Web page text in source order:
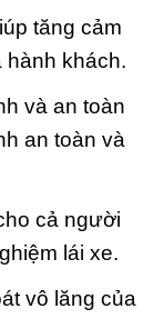
tăng cảm
hành khách.
và an toàn
an toàn và
cả người
lái xe.
vô lăng của